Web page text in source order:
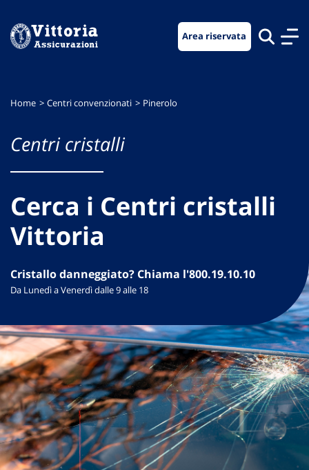
menu
contenuto
footer
Area riservata
Home Centri convenzionati Pinerolo
Centri cristalli
Cerca i Centri cristalli
Vittoria
Cristallo danneggiato? Chiama l'800.19.10.10
Da Lunedì a Venerdì dalle 9 alle 18